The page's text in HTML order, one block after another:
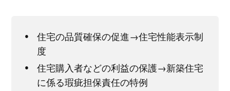
住宅の品質確保の促進→住宅性能表示制
度
住宅購入者などの利益の保護→新築住宅
に係る瑕疵担保責任の特例